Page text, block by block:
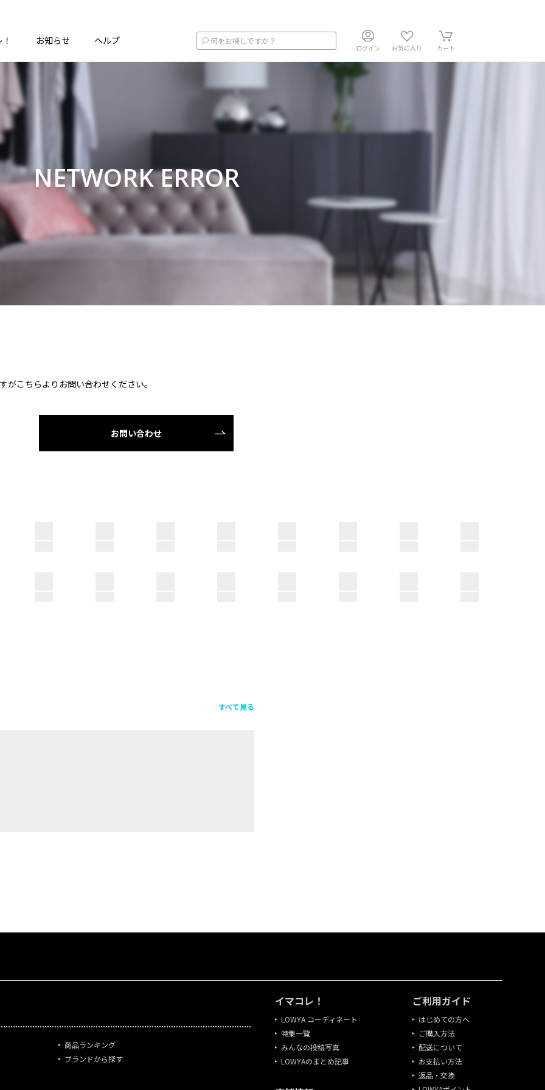
お知らせ ヘルプ
ログイン お気に入り カート
NETWORK ERROR
こちらよりお問い合わせください。
お問い合わせ
すべて見る
商品ランキング
ブランドから探す
イマコレ！
LOWYA コーディネート
特集一覧
みんなの投稿写真
LOWYAのまとめ記事
ご利用ガイド
はじめての方へ
ご購入方法
配送について
お支払い方法
返品・交換